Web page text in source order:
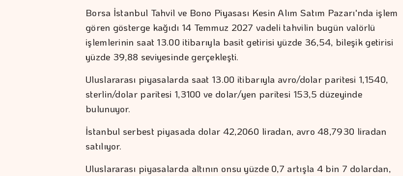
Borsa İstanbul Tahvil ve Bono Piyasası Kesin Alım Satım Pazarı'nda işlem
gören gösterge kağıdı 14 Temmuz 2027 vadeli tahvilin bugün valörlü
işlemlerinin saat 13.00 itibarıyla basit getirisi yüzde 36,54, bileşik getirisi
yüzde 39,88 seviyesinde gerçekleşti.
Uluslararası piyasalarda saat 13.00 itibarıyla avro/dolar paritesi 1,1540,
sterlin/dolar paritesi 1,3100 ve dolar/yen paritesi 153,5 düzeyinde
bulunuyor.
İstanbul serbest piyasada dolar 42,2060 liradan, avro 48,7930 liradan
satılıyor.
Uluslararası piyasalarda altının onsu yüzde 0,7 artışla 4 bin 7 dolardan,